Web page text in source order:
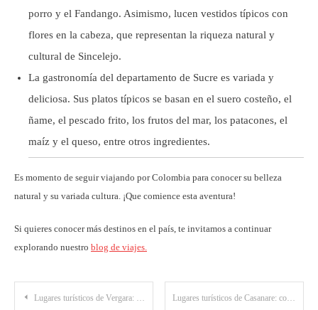
porro y el Fandango. Asimismo, lucen vestidos típicos con
flores en la cabeza, que representan la riqueza natural y
cultural de Sincelejo.
La gastronomía del departamento de Sucre es variada y
deliciosa. Sus platos típicos se basan en el suero costeño, el
ñame, el pescado frito, los frutos del mar, los patacones, el
maíz y el queso, entre otros ingredientes.
Es momento de seguir viajando por Colombia para conocer su belleza
natural y su variada cultura. ¡Que comience esta aventura!
Si quieres conocer más destinos en el país, te invitamos a continuar
explorando nuestro blog de viajes.
Post
Lugares turísticos de Vergara: descubre los atractivos de este bello municipio de Cundinamarca Lugares turísticos de Casanare: conoce los principales atractivos de este departamento colombiano